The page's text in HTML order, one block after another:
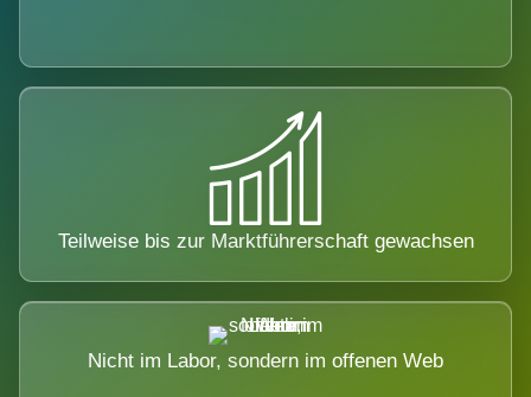
Teilweise bis zur Marktführerschaft gewachsen
Nicht im Labor, sondern im offenen Web